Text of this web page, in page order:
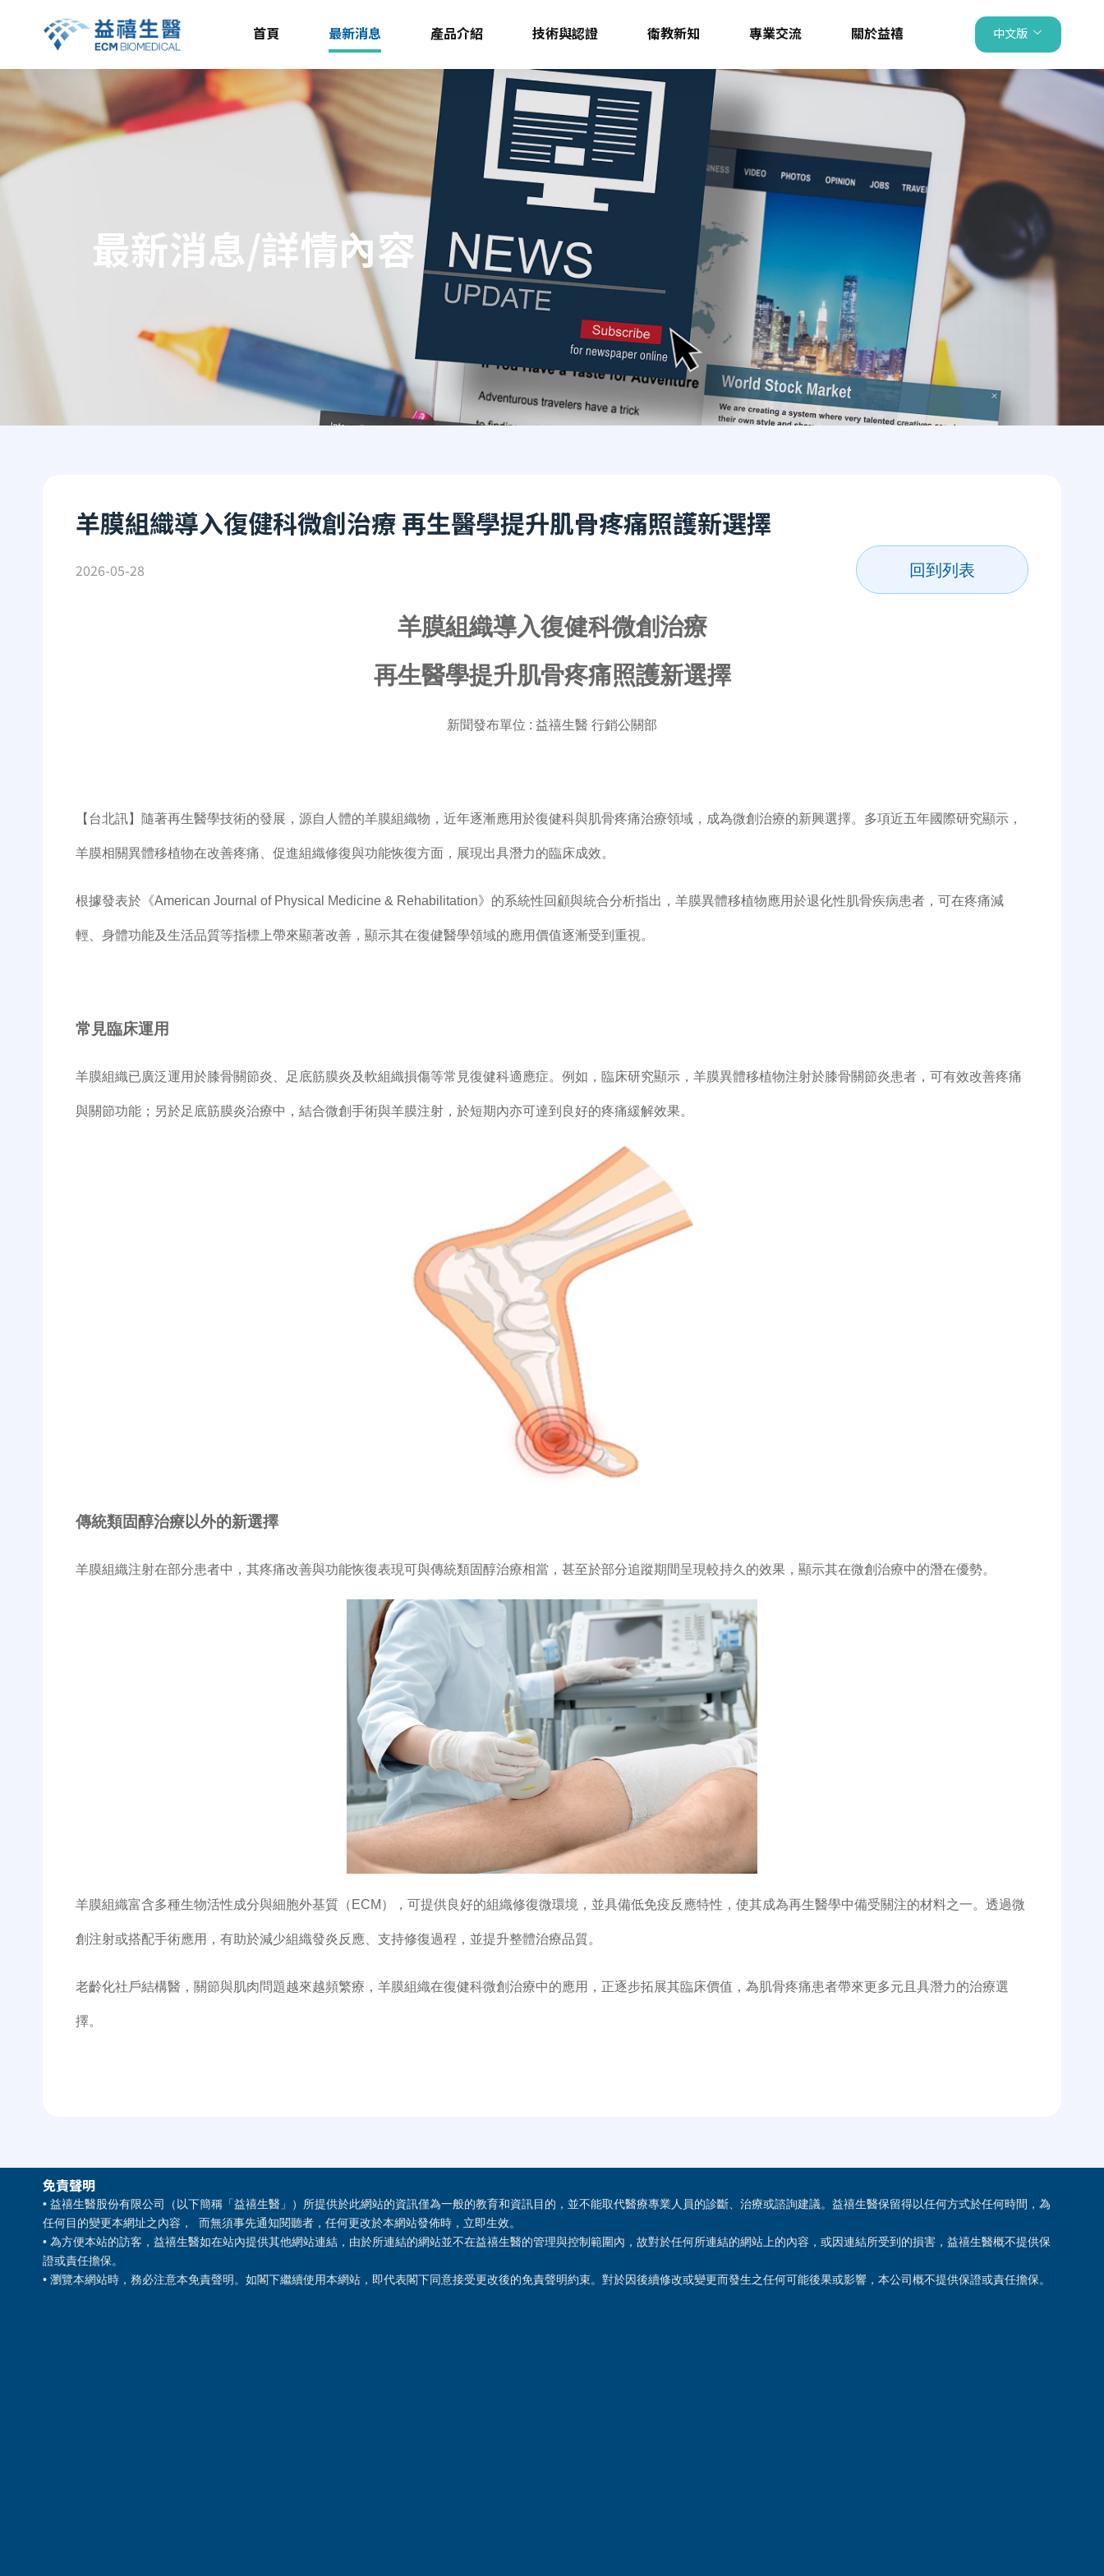
首頁 最新消息 產品介紹 技術與認證 衛教新知 專業交流 關於益禧 中文版
最新消息/詳情內容
羊膜組織導入復健科微創治療 再生醫學提升肌骨疼痛照護新選擇
2026-05-28 回到列表
羊膜組織導入復健科微創治療
再生醫學提升肌骨疼痛照護新選擇
新聞發布單位 : 益禧生醫 行銷公關部
【台北訊】隨著再生醫學技術的發展，源自人體的羊膜組織物，近年逐漸應用於復健科與肌骨疼痛治療領域，成為微創治療的新興選擇。多項近五年國際研究顯示，
羊膜相關異體移植物在改善疼痛、促進組織修復與功能恢復方面，展現出具潛力的臨床成效。
根據發表於《American Journal of Physical Medicine & Rehabilitation》的系統性回顧與統合分析指出，羊膜異體移植物應用於退化性肌骨疾病患者，可在疼痛減
輕、身體功能及生活品質等指標上帶來顯著改善，顯示其在復健醫學領域的應用價值逐漸受到重視。
常見臨床運用
羊膜組織已廣泛運用於膝骨關節炎、足底筋膜炎及軟組織損傷等常見復健科適應症。例如，臨床研究顯示，羊膜異體移植物注射於膝骨關節炎患者，可有效改善疼痛
與關節功能；另於足底筋膜炎治療中，結合微創手術與羊膜注射，於短期內亦可達到良好的疼痛緩解效果。
傳統類固醇治療以外的新選擇
羊膜組織注射在部分患者中，其疼痛改善與功能恢復表現可與傳統類固醇治療相當，甚至於部分追蹤期間呈現較持久的效果，顯示其在微創治療中的潛在優勢。
羊膜組織富含多種生物活性成分與細胞外基質（ ECM ），可提供良好的組織修復微環境，並具備低免疫反應特性，使其成為再生醫學中備受關注的材料之一。透過微
創注射或搭配手術應用，有助於減少組織發炎反應、支持修復過程，並提升整體治療品質。
老齡化社戶結構醫，關節與肌肉問題越來越頻繁療，羊膜組織在復健科微創治療中的應用，正逐步拓展其臨床價值，為肌骨疼痛患者帶來更多元且具潛力的治療選
擇。
221416新北市汐止區新台五路
02 2697 2500
Contact Us
免責聲明
• 益禧生醫股份有限公司（以下簡稱「益禧生醫」）所提供於此網站的資訊僅為一般的教育和資訊目的，並不能取代醫療專業人員的診斷、治療或諮詢建議。益禧生醫保留得以任何方式於任何時間，為
任何目的變更本網址之內容， 而無須事先通知閱聽者，任何更改於本網站發佈時，立即生效。
• 為方便本站的訪客，益禧生醫如在站內提供其他網站連結，由於所連結的網站並不在益禧生醫的管理與控制範圍內，故對於任何所連結的網站上的內容，或因連結所受到的損害，益禧生醫概不提供保
證或責任擔保。
• 瀏覽本網站時，務必注意本免責聲明。如閣下繼續使用本網站，即代表閣下同意接受更改後的免責聲明約束。對於因後續修改或變更而發生之任何可能後果或影響，本公司概不提供保證或責任擔保。